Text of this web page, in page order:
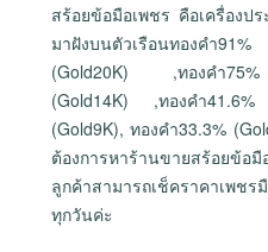
สร้อยข้อมือเพชร คือเครื่องป
มาฝังบนตัวเรือนทองคำ
(Gold20K) ,ทองคำ75%
(Gold14K) ,ทองคำ
(Gold9K), ทองคำ33.3%
ต้องการหาร้านขายสร้อยข้
ลูกค้าสามารถเช็คราคาเพชร
ทุกวันค่ะ